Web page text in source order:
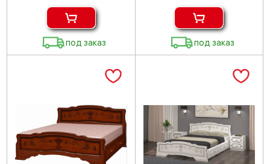
под заказ под заказ